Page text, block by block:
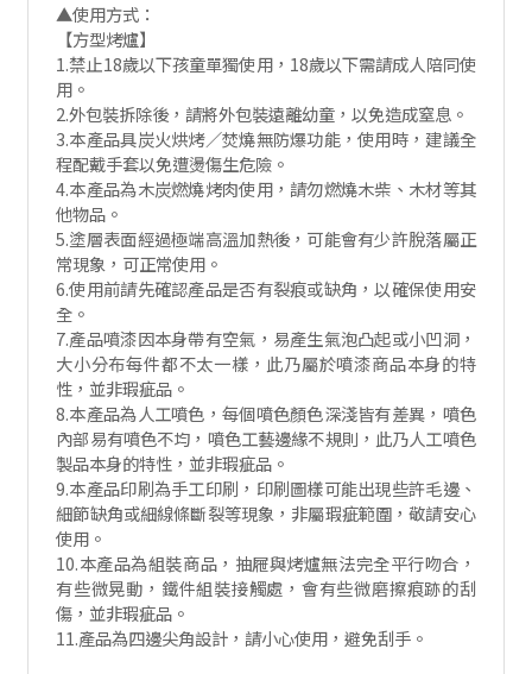
▲使用方式：
【方型烤爐】
1.禁止18歲以下孩童單獨使用，18歲以下需請成人陪同使
用。
2.外包裝拆除後，請將外包裝遠離幼童，以免造成窒息。
3.本產品具炭火烘烤／焚燒無防爆功能，使用時，建議全
程配戴手套以免遭燙傷生危險。
4.本產品為木炭燃燒烤肉使用，請勿燃燒木柴、木材等其
他物品。
5.塗層表面經過極端高溫加熱後，可能會有少許脫落屬正
常現象，可正常使用。
6.使用前請先確認產品是否有裂痕或缺角，以確保使用安
全。
7.產品噴漆因本身帶有空氣，易產生氣泡凸起或小凹洞，
大小分布每件都不太一樣，此乃屬於噴漆商品本身的特
性，並非瑕疵品。
8.本產品為人工噴色，每個噴色顏色深淺皆有差異，噴色
內部易有噴色不均，噴色工藝邊緣不規則，此乃人工噴色
製品本身的特性，並非瑕疵品。
9.本產品印刷為手工印刷，印刷圖樣可能出現些許毛邊、
細節缺角或細線條斷裂等現象，非屬瑕疵範圍，敬請安心
使用。
10.本產品為組裝商品，抽屜與烤爐無法完全平行吻合，
有些微晃動，鐵件組裝接觸處，會有些微磨擦痕跡的刮
傷，並非瑕疵品。
11.產品為四邊尖角設計，請小心使用，避免刮手。